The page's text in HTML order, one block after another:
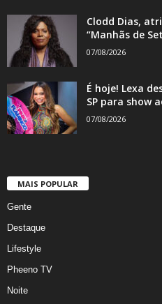
Clodd Dias,
“Manhãs de
07/08/2026
É hoje! Lexa
SP para show
07/08/2026
MAIS POPULAR
Gente
Destaque
Lifestyle
Pheeno TV
Noite